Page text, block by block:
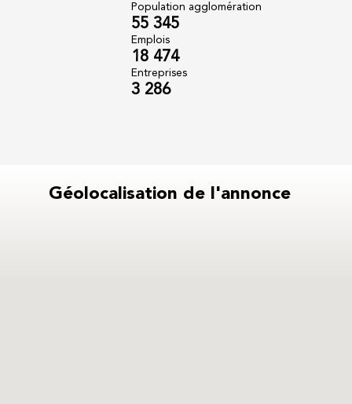
Population agglomération
55 345
Emplois
18 474
Entreprises
3 286
Géolocalisation de l'annonce